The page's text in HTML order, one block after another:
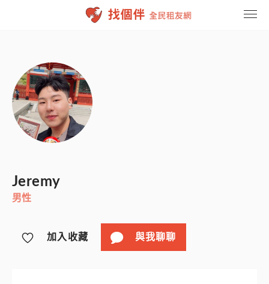
聯繫我們
登入
註冊
Jeremy
男性
加入收藏 與我聊聊